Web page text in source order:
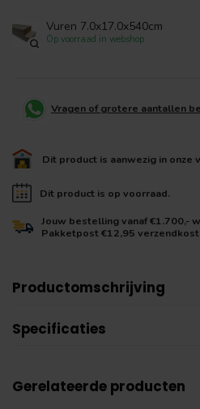
Vuren 7.0x17.0x540cm
Op voorraad in webshop
Vragen of grotere aantallen
Dit product is aanwezig in onze
Dit product is op voorraad.
Jouw bestelling vanaf €1.700,-
Pakketpost €12,95
Productomschrijving
Specificaties
Gerelateerde producten